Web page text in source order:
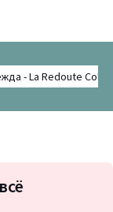
- La Redoute